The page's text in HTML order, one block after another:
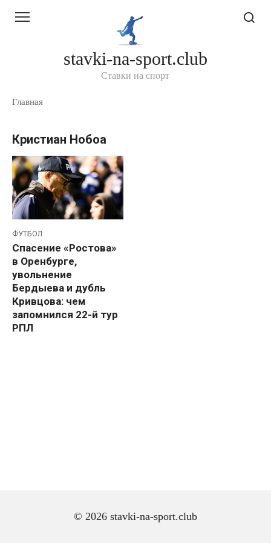
stavki-na-sport.club
Ставки на спорт
Главная
Кристиан Нобоа
ФУТБОЛ
Спасение «Ростова»
в Оренбурге,
увольнение
Бердыева и дубль
Кривцова: чем
запомнился 22-й тур
РПЛ
© 2026 stavki-na-sport.club